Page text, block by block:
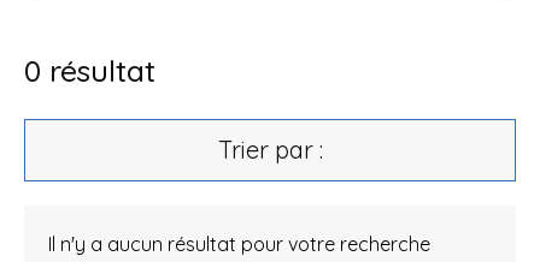
0 résultat
Trier par :
Il n'y a aucun résultat pour votre recherche